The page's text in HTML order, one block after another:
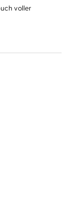
voller